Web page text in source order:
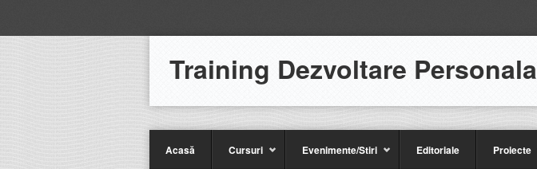
Training Dezvoltare Personala
Acasă Cursuri Evenimente/Stiri Editoriale Proiecte